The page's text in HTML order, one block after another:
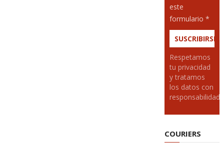
este
formulario *
Respetamos
tu privacidad
y tratamos
los datos con
responsabilidad
COURIERS